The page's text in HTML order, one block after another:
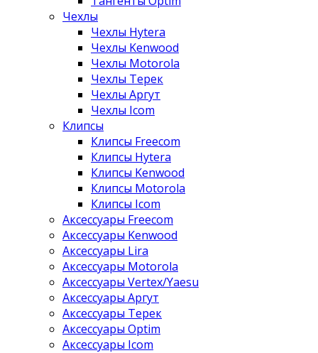
Чехлы
Чехлы Hytera
Чехлы Kenwood
Чехлы Motorola
Чехлы Терек
Чехлы Аргут
Чехлы Icom
Клипсы
Клипсы Freecom
Клипсы Hytera
Клипсы Kenwood
Клипсы Motorola
Клипсы Icom
Аксессуары Freecom
Аксессуары Kenwood
Аксессуары Lira
Аксессуары Motorola
Аксессуары Vertex/Yaesu
Аксессуары Аргут
Аксессуары Терек
Аксессуары Optim
Аксессуары Icom